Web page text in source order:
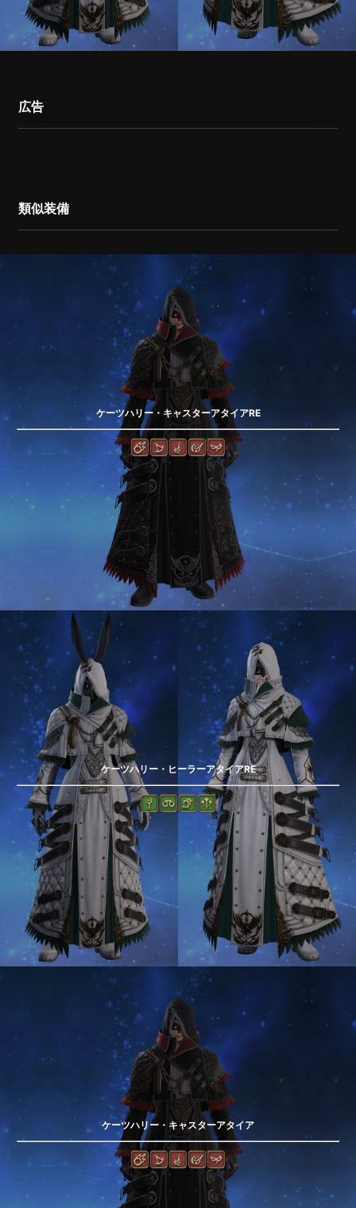
広告
類似装備
ケーツハリー・キャスターアタイアRE
ケーツハリー・ヒーラーアタイアRE
ケーツハリー・キャスターアタイア